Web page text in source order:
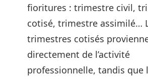
fioritures : trimestre civil,
cotisé, trimestre assimilé…
trimestres cotisés
directement de l’activité
professionnelle, tandis que